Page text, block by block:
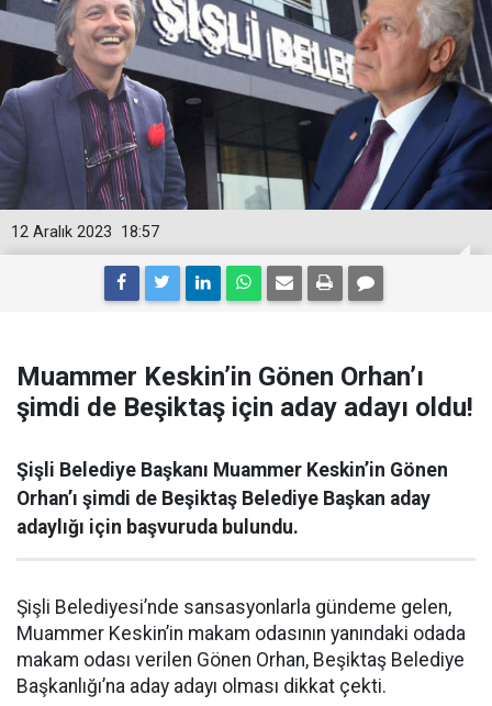
18:57
12 Aralık 2023
Muammer Keskin’in Gönen Orhan’ı
şimdi de Beşiktaş için aday adayı oldu!
Şişli Belediye Başkanı Muammer Keskin’in Gönen
Orhan’ı şimdi de Beşiktaş Belediye Başkan aday
adaylığı için başvuruda bulundu.
Şişli Belediyesi’nde sansasyonlarla gündeme gelen,
Muammer Keskin’in makam odasının yanındaki odada
makam odası verilen Gönen Orhan, Beşiktaş Belediye
Başkanlığı’na aday adayı olması dikkat çekti.